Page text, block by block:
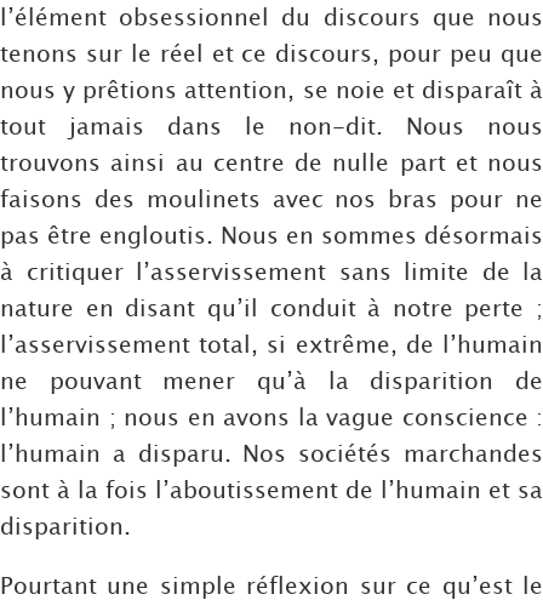
l’élément obsessionnel du discours que nous
tenons sur le réel et ce discours, pour peu que
nous y prêtions attention, se noie et disparaît à
tout jamais dans le non-dit. Nous nous
trouvons ainsi au centre de nulle part et nous
faisons des moulinets avec nos bras pour ne
pas être engloutis. Nous en sommes désormais
à critiquer l’asservissement sans limite de la
nature en disant qu’il conduit à notre perte ;
l’asservissement total, si extrême, de l’humain
ne pouvant mener qu’à la disparition de
l’humain ; nous en avons la vague conscience :
l’humain a disparu. Nos sociétés marchandes
sont à la fois l’aboutissement de l’humain et sa
disparition.
Pourtant une simple réflexion sur ce qu’est le